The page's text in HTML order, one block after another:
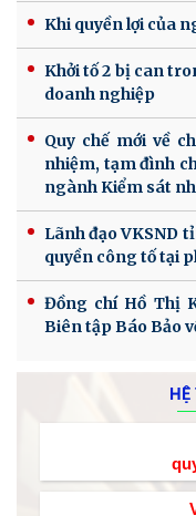
Khi quyền lợi của
Khởi tố 2 bị can
doanh nghiệp
Quy chế mới về
nhiệm, tạm đình
ngành Kiểm sát
Lãnh đạo VKSND
quyền công tố tại
Đồng chí Hồ Thị
Biên tập Báo Bảo
HỆ